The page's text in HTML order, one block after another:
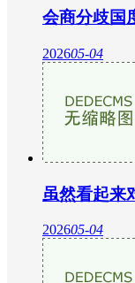
会商分歧国
202605-04
虽然看起来
202605-04